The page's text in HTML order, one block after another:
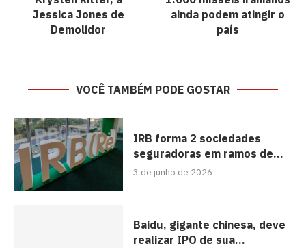
Jessica Jones de
Demolidor
ainda podem atingir o
país
VOCÊ TAMBÉM PODE GOSTAR
IRB forma 2 sociedades
seguradoras em ramos de...
3 de junho de 2026
Baidu, gigante chinesa, deve
realizar IPO de sua...